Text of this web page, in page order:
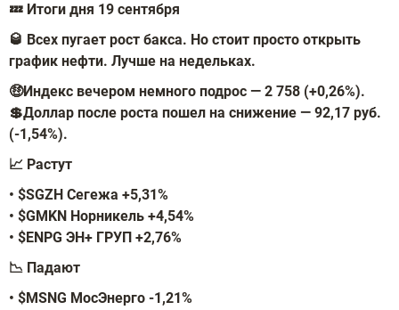
💤 Итоги дня 19 сентября
🥃 Всех пугает рост бакса. Но стоит просто открыть
график нефти. Лучше на недельках.
🤑Индекс вечером немного подрос — 2 758 (+0,26%).
💲Доллар после роста пошел на снижение — 92,17 руб.
(-1,54%).
📈 Растут
• $SGZH Сегежа +5,31%
• $GMKN Норникель +4,54%
• $ENPG ЭН+ ГРУП +2,76%
📉 Падают
• $MSNG МосЭнерго -1,21%